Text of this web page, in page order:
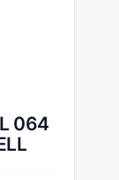
064